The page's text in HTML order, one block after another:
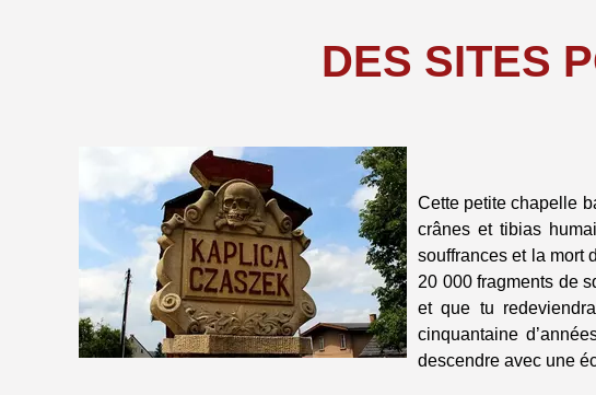
DES SITES
Cette petite chapelle
crânes et tibias
souffrances et la mort
20 000 fragments de
et que tu
cinquantaine
descendre avec une